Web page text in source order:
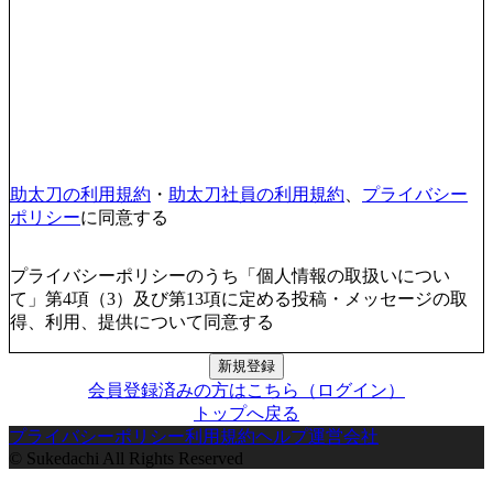
助太刀の利用規約 ・ 助太刀社員の利用規約
プライバシー
ポリシーに同意する
プライバシーポリシーのうち「個人情報の取扱いについ
て」第4項（3）及び第13項に定める投稿・メッセージの取
得、利用、提供について同意する
新規登録
会員登録済みの方はこちら（ログイン）
トップへ戻る
プライバシーポリシー利用規約ヘルプ運営会社
© Sukedachi All Rights Reserved